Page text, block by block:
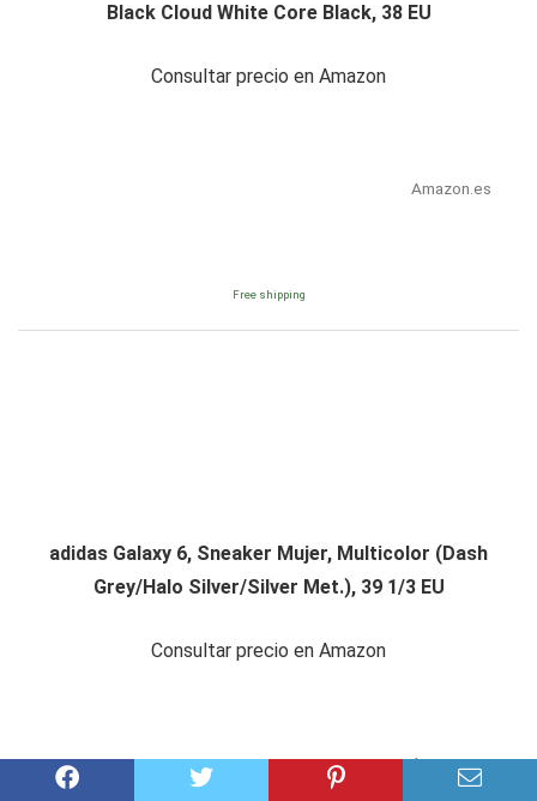
Black Cloud White Core Black, 38 EU
Consultar precio en Amazon
Amazon.es
Free shipping
adidas Galaxy 6, Sneaker Mujer, Multicolor (Dash
Grey/Halo Silver/Silver Met.), 39 1/3 EU
Consultar precio en Amazon
Amazon.es